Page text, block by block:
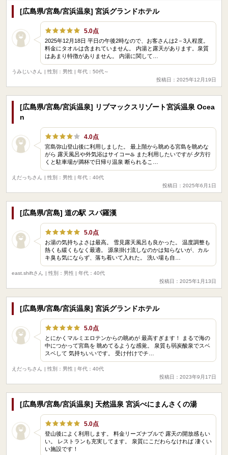
[広島県/宮島/宮浜温泉] 宮浜グランドホテル
5.0点
2025年12月18日 平日の午後2時なので、お客さんは2－3人程度。
料金にタオルは含まれていません。 内湯と露天があります。泉質
はあまり特徴がありません。 内湯に関して…
うみじいさん | 性別：男性 | 年代：50代～
投稿日：2025年12月19日
[広島県/宮島/宮浜温泉] リブマックスリゾート宮浜温泉 Ocea
n
4.0点
宮島弥山登山後に利用しました。 最上階から眺める宮島を眺めな
がら 露天風呂や外気浴はサイコー♨️ また利用したいですが 夕方行
くと駐車場が満杯で日帰り温泉 断られるこ…
えだっちさん | 性別：男性 | 年代：40代
投稿日：2025年6月1日
[広島県/宮島] 道の駅 スパ羅漢
5.0点
お湯の気持ちよさは最高。 雪見露天風呂も良かった。 温度調整も
熱くも緩くもなく最適。 源泉掛け流しなのかは知らないが、カル
キ臭も気にならず、落ち着いて入れた。 洗い場も自…
east.shiftさん | 性別：男性 | 年代：40代
投稿日：2025年1月13日
[広島県/宮島/宮浜温泉] 宮浜グランドホテル
5.0点
とにかくマルミエロテンからの眺めが 最高すぎます！ まるで海の
中につかって宮島を 眺めてるような感覚。 泉質も弱炭酸泉でスベ
スベして 気持ちいいです。 受け付けでチ…
えだっちさん | 性別：男性 | 年代：40代
投稿日：2023年9月17日
[広島県/宮島/宮浜温泉] 天然温泉 宮浜べにまんさくの湯
5.0点
登山後によく利用します。 料金リーズナブルで 露天の開放感もい
い。 レストランも充実してます。 泉質にこだわらなければ 凄くい
い施設です！